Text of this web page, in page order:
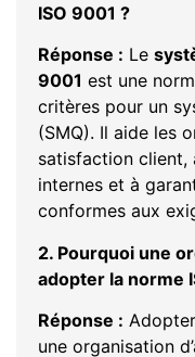
ISO 9001 ?
Réponse : Le
9001 est une
critères pour un
(SMQ). Il aide les
satisfaction client,
internes et à
conformes aux
2. Pourquoi une
adopter la norme
Réponse :
une organisation